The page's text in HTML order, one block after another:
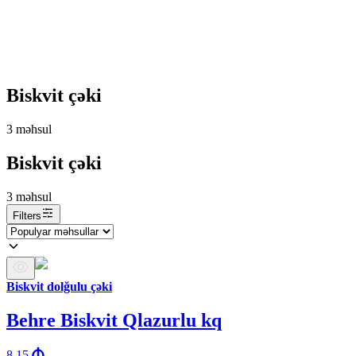
Biskvit çəki
3 məhsul
Biskvit çəki
3 məhsul
Filters
Biskvit dolğulu çəki
Behre Biskvit Qlazurlu kq